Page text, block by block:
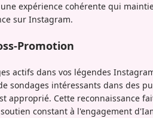
expérience cohérente qui
sur Instagram.
Promotion
actifs dans vos légendes
sondages intéressants dans des
approprié. Cette reconnaissance
constant à l'engagement